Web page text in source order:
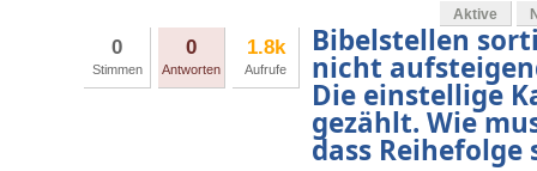
Aktive
0
Stimmen
0
Antworten
1.8k
Aufrufe
Bibelstellen
nicht
Die einstellige
gezählt. Wie
dass